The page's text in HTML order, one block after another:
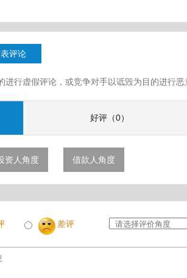
评论
行虚假评论，或竞争对手以诋毁为目的进行
好评（0）
资人角度 借款人角度
差评